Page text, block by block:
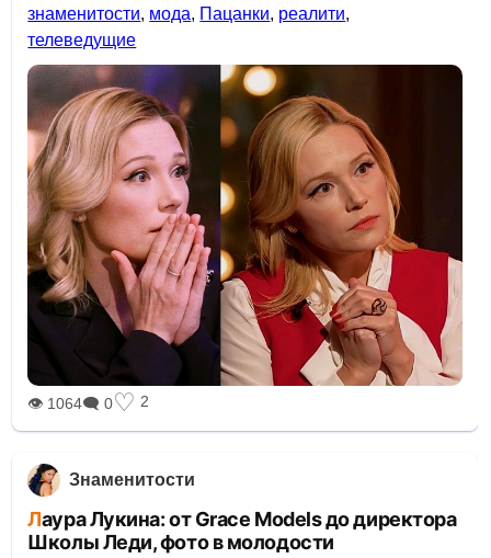
знаменитости, мода, Пацанки, реалити,
телеведущие
👁 1064🗨 0♡ 2
Знаменитости
Лаура Лукина: от Grace Models до директора
Школы Леди, фото в молодости